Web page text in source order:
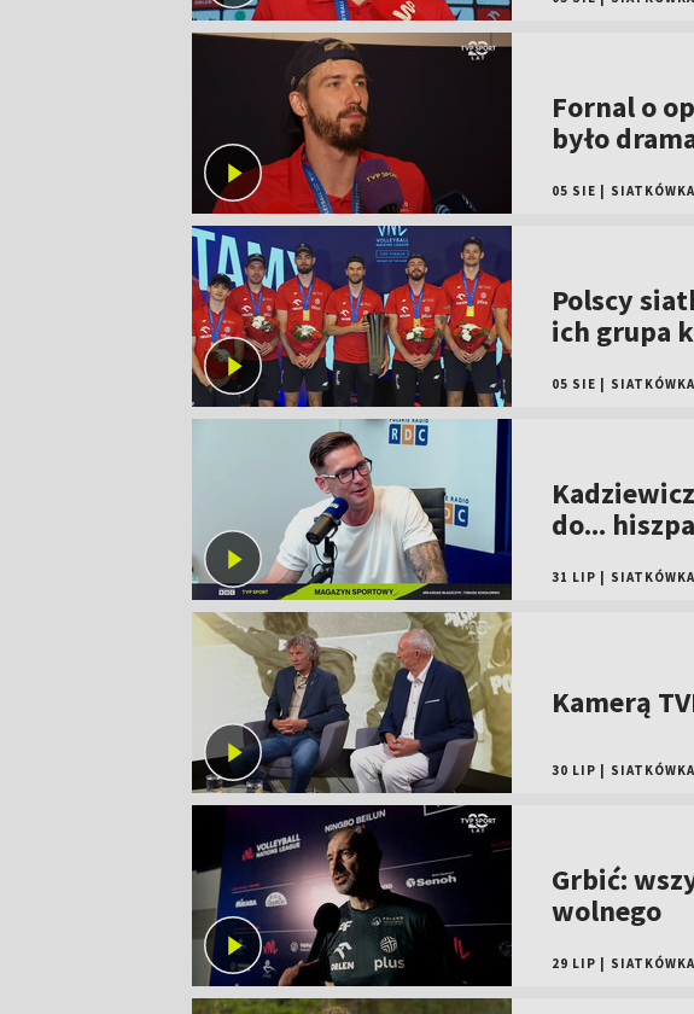
Fornal o
było
05 SIE SIATKÓWKA
Polscy
ich grupa
05 SIE SIATKÓWKA
do...
31 LIP SIATKÓWKA
Kamerą
30 LIP SIATKÓWKA
Grbić:
wolnego
29 LIP SIATKÓWKA